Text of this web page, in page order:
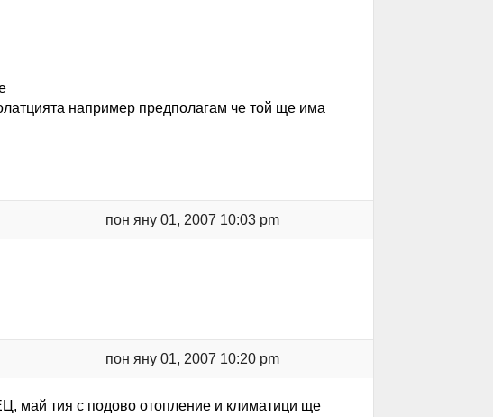
например предполагам че той ще има
пон яну 01, 2007 10:03 pm
пон яну 01, 2007 10:20 pm
май тия с подово отопление и климатици ще